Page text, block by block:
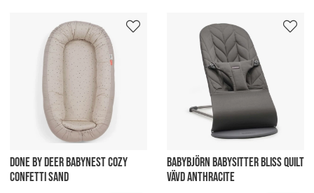
DONE BY DEER BABYNEST COZY
CONFETTI SAND
BABYBJÖRN BABYSITTER BLISS QUILT
VÄVD ANTHRACITE